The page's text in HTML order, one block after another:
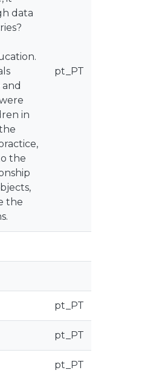
data
in
the
the
pt_PT
pt_PT
pt_PT
pt_PT